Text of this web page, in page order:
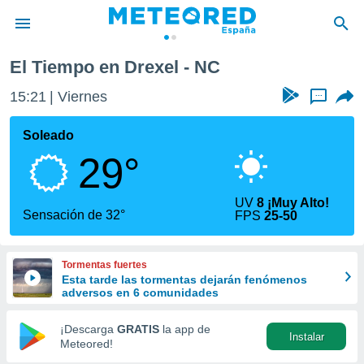
de
por
que se
calidad.
a este
las
y
forma
digital
basada
El Tiempo en Drexel - NC
15:21 Viernes ...
Soleado
29°
Sensación de 32°
UV8 ¡Muy Alto!
FPS25-50
Tormentas fuertes
Esta tarde las tormentas dejarán fenómenos
adversos en 6 comunidades
¡Descarga GRATIS la app de
Meteored!
Instalar